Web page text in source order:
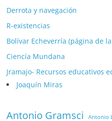
Derrota y navegación
R-existencias
Bolívar Echeverría (página de
Ciencía Mundana
Jramajo- Recursos educativos
Joaquín Miras
Antonio Gramsci Antonio